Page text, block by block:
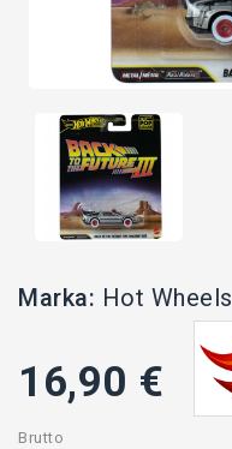
Marka: Hot Wheels
16,90 €
Brutto